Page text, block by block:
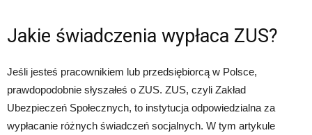
Jakie świadczenia wypłaca ZUS?
Jeśli jesteś pracownikiem lub przedsiębiorcą w Polsce,
prawdopodobnie słyszałeś o ZUS. ZUS, czyli Zakład
Ubezpieczeń Społecznych, to instytucja odpowiedzialna za
wypłacanie różnych świadczeń socjalnych. W tym artykule